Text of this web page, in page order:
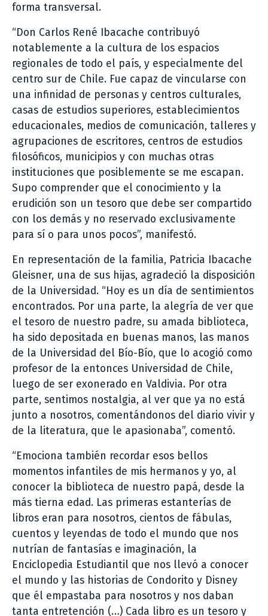
forma transversal.
“Don Carlos René Ibacache contribuyó
notablemente a la cultura de los espacios
regionales de todo el país, y especialmente del
centro sur de Chile. Fue capaz de vincularse con
una infinidad de personas y centros culturales,
casas de estudios superiores, establecimientos
educacionales, medios de comunicación, talleres y
agrupaciones de escritores, centros de estudios
filosóficos, municipios y con muchas otras
instituciones que posiblemente se me escapan.
Supo comprender que el conocimiento y la
erudición son un tesoro que debe ser compartido
con los demás y no reservado exclusivamente
para sí o para unos pocos”, manifestó.
En representación de la familia, Patricia Ibacache
Gleisner, una de sus hijas, agradeció la disposición
de la Universidad. “Hoy es un día de sentimientos
encontrados. Por una parte, la alegría de ver que
el tesoro de nuestro padre, su amada biblioteca,
ha sido depositada en buenas manos, las manos
de la Universidad del Bío-Bío, que lo acogió como
profesor de la entonces Universidad de Chile,
luego de ser exonerado en Valdivia. Por otra
parte, sentimos nostalgia, al ver que ya no está
junto a nosotros, comentándonos del diario vivir y
de la literatura, que le apasionaba”, comentó.
“Emociona también recordar esos bellos
momentos infantiles de mis hermanos y yo, al
conocer la biblioteca de nuestro papá, desde la
más tierna edad. Las primeras estanterías de
libros eran para nosotros, cientos de fábulas,
cuentos y leyendas de todo el mundo que nos
nutrían de fantasías e imaginación, la
Enciclopedia Estudiantil que nos llevó a conocer
el mundo y las historias de Condorito y Disney
que él empastaba para nosotros y nos daban
tanta entretención (…) Cada libro es un tesoro y